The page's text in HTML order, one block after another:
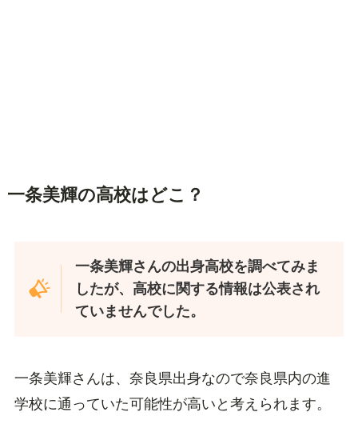
一条美輝の高校はどこ？
一条美輝さんの出身高校を調べてみま
したが、高校に関する情報は公表され
ていませんでした。
一条美輝さんは、奈良県出身なので奈良県内の進
学校に通っていた可能性が高いと考えられます。